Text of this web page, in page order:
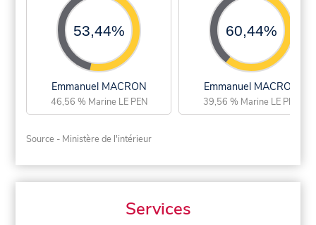
53,44%
Emmanuel MACRON
46,56 % Marine LE PEN
60,44%
Emmanuel MACRON
39,56 % Marine LE PEN
Source - Ministère de l'intérieur
Services